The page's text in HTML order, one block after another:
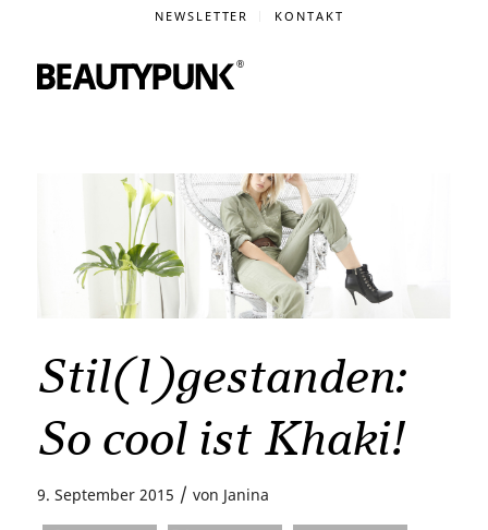
NEWSLETTER KONTAKT
Stil(l)gestanden:
So cool ist Khaki!
9. September 2015 / von Janina